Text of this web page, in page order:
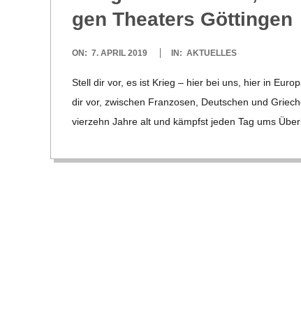
R
E
G
gen Thea­ters Göttingen
2019-
ON: 7. APRIL 2019 IN: AKTUELLES
Stell dir vor, es ist Krieg – hier bei uns, hier in
dir vor, zwi­schen Fran­zo­sen, Deut­schen und
vier­zehn Jahre alt und kämpfst jeden Tag ums